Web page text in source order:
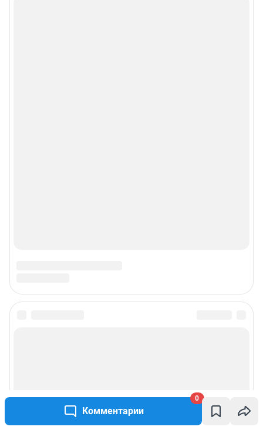
Комментарии
0